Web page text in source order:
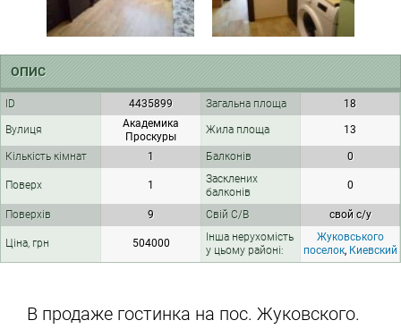
ОПИС
ID 4435899 Загальна площа 18
Вулиця
Академика
Проскуры
Жила площа 13
Кількість кімнат 1 Балконів 0
Поверх 1
Засклених
балконів
0
Поверхів 9 Свій С/В свой с/у
Ціна, грн 504000
Інша нерухомість
у цьому районі:
Жуковського
поселок, Киевский
В продаже гостинка на пос. Жуковского.